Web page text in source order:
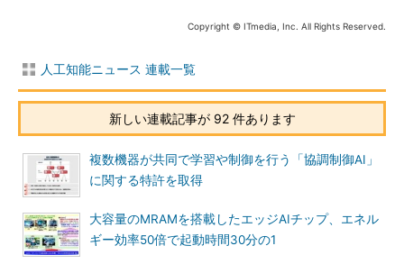
Copyright © ITmedia, Inc. All Rights Reserved.
人工知能ニュース 連載一覧
新しい連載記事が 92 件あります
複数機器が共同で学習や制御を行う「協調制御AI」
に関する特許を取得
大容量のMRAMを搭載したエッジAIチップ、エネル
ギー効率50倍で起動時間30分の1